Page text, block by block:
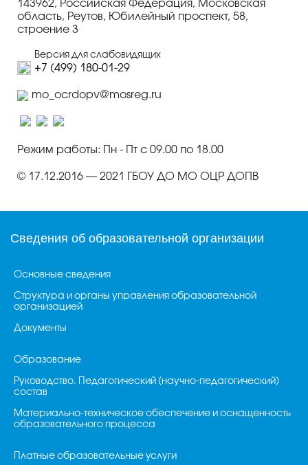
143962, Российская Федерация, Московская
область, Реутов, Юбилейный проспект, 58,
строение 3
Версия для слабовидящих
+7 (499) 180-01-29
mo_ocrdopv@mosreg.ru
Режим работы: Пн - Пт с 09.00 по 18.00
© 17.12.2016 — 2021 ГБОУ ДО МО ОЦР ДОПВ
Сведения об образовательной организации
Основные сведения
Структура и органы управления образовательной
организацией
Документы
Образование
Руководство. Педагогический (научно-педагогический)
состав
Материально-техническое обеспечение и оснащенность
образовательного процесса
Платные образовательные услуги